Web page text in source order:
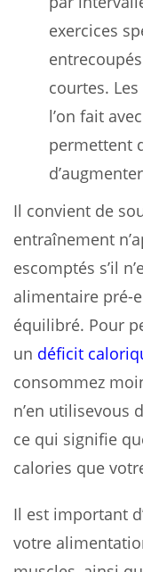
exercices
courtes.
l’on fait
permettent
Il convient de
entraînement
escomptés s’il
alimentaire pré-
équilibré. Pour
un déficit
consommez
n’en utilisevous
ce qui signifie
calories que
Il est important
votre